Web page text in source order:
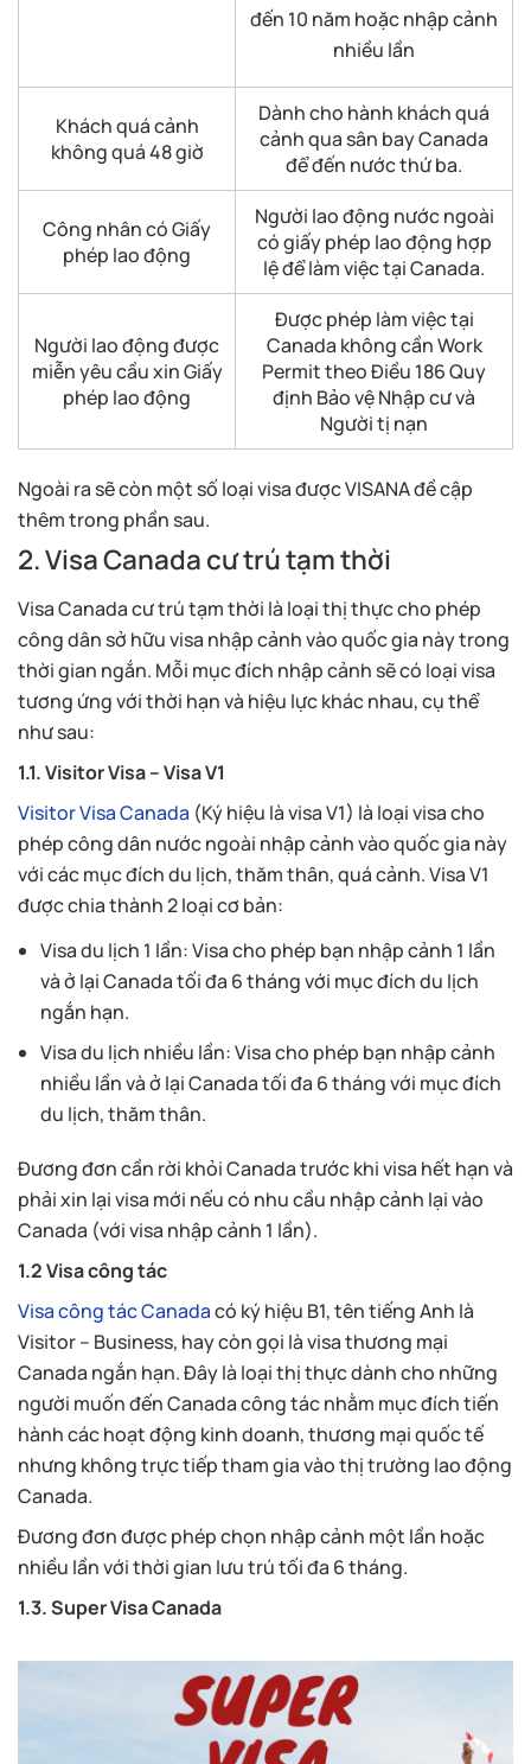
đến 10 năm hoặc nhập cảnh
nhiều lần
Khách quá cảnh
không quá 48 giờ
Dành cho hành khách quá
cảnh qua sân bay Canada
để đến nước thứ ba.
Công nhân có Giấy
phép lao động
Người lao động nước ngoài
có giấy phép lao động hợp
lệ để làm việc tại Canada.
Người lao động được
miễn yêu cầu xin Giấy
phép lao động
Được phép làm việc tại
Canada không cần Work
Permit theo Điều 186 Quy
định Bảo vệ Nhập cư và
Người tị nạn
Ngoài ra sẽ còn một số loại visa được VISANA đề cập
thêm trong phần sau.
2. Visa Canada cư trú tạm thời
Visa Canada cư trú tạm thời là loại thị thực cho phép
công dân sở hữu visa nhập cảnh vào quốc gia này trong
thời gian ngắn. Mỗi mục đích nhập cảnh sẽ có loại visa
tương ứng với thời hạn và hiệu lực khác nhau, cụ thể
như sau:
1.1. Visitor Visa – Visa V1
Visitor Visa Canada (Ký hiệu là visa V1) là loại visa cho
phép công dân nước ngoài nhập cảnh vào quốc gia này
với các mục đích du lịch, thăm thân, quá cảnh. Visa V1
được chia thành 2 loại cơ bản:
Visa du lịch 1 lần: Visa cho phép bạn nhập cảnh 1 lần
và ở lại Canada tối đa 6 tháng với mục đích du lịch
ngắn hạn.
Visa du lịch nhiều lần: Visa cho phép bạn nhập cảnh
nhiều lần và ở lại Canada tối đa 6 tháng với mục đích
du lịch, thăm thân.
Đương đơn cần rời khỏi Canada trước khi visa hết hạn và
phải xin lại visa mới nếu có nhu cầu nhập cảnh lại vào
Canada (với visa nhập cảnh 1 lần).
1.2 Visa công tác
Visa công tác Canadacó ký hiệu B1, tên tiếng Anh là
Visitor – Business, hay còn gọi là visa thương mại
Canada ngắn hạn. Đây là loại thị thực dành cho những
người muốn đến Canada công tác nhằm mục đích tiến
hành các hoạt động kinh doanh, thương mại quốc tế
nhưng không trực tiếp tham gia vào thị trường lao động
Canada.
Đương đơn được phép chọn nhập cảnh một lần hoặc
nhiều lần với thời gian lưu trú tối đa 6 tháng.
1.3. Super Visa Canada